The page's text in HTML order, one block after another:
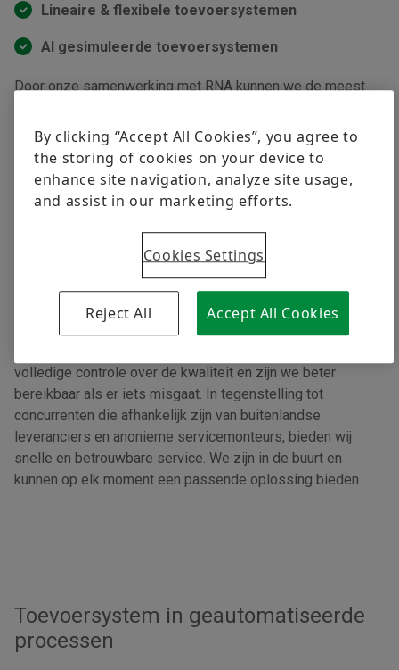
Lineaire & flexibele toevoersystemen
AI gesimuleerde toevoersystemen
Door onze samenwerking met RNA kunnen we de meest
ondersteund door hun toonaangevende technologieën en
knowhow.
Nederlandse productie,
Nederlandse service
Bij Special Machinery Netherlands ontwerpen en bouwen
volledige controle over de kwaliteit en zijn we beter
bereikbaar als er iets misgaat. In tegenstelling tot
concurrenten die afhankelijk zijn van buitenlandse
leveranciers en anonieme servicemonteurs, bieden wij
snelle en betrouwbare service. We zijn in de buurt en
kunnen op elk moment een passende oplossing bieden.
Toevoersystem in geautomatiseerde
processen
By clicking “Accept All Cookies”, you agree to
the storing of cookies on your device to
enhance site navigation, analyze site usage,
and assist in our marketing efforts.
Cookies Settings
Reject All Accept All Cookies